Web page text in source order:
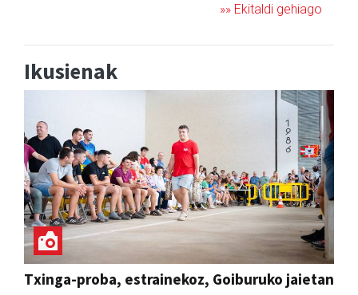
»» Ekitaldi gehiago
Ikusienak
Txinga-proba, estrainekoz, Goiburuko jaietan